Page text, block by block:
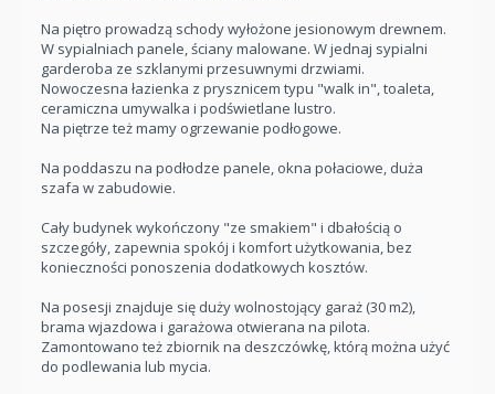
Na piętro prowadzą schody wyłożone jesionowym drewnem.
W sypialniach panele, ściany malowane. W jednaj sypialni
garderoba ze szklanymi przesuwnymi drzwiami.
Nowoczesna łazienka z prysznicem typu "walk in", toaleta,
ceramiczna umywalka i podświetlane lustro.
Na piętrze też mamy ogrzewanie podłogowe.
Na poddaszu na podłodze panele, okna połaciowe, duża
szafa w zabudowie.
Cały budynek wykończony "ze smakiem" i dbałością o
szczegóły, zapewnia spokój i komfort użytkowania, bez
konieczności ponoszenia dodatkowych kosztów.
Na posesji znajduje się duży wolnostojący garaż (30 m2),
brama wjazdowa i garażowa otwierana na pilota.
Zamontowano też zbiornik na deszczówkę, którą można użyć
do podlewania lub mycia.